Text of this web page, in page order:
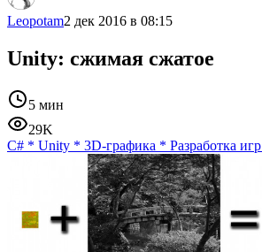
Leopotam2 дек 2016 в 08:15
Unity: сжимая сжатое
5 мин
29K
C# * Unity * 3D-графика * Разработка игр